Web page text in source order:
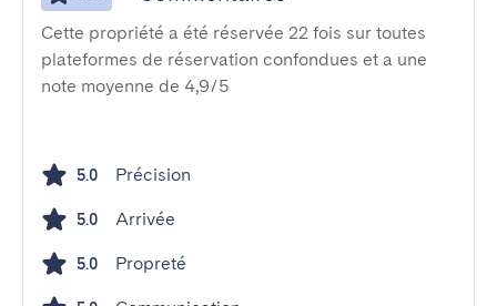
Cette propriété a été réservée 22 fois sur toutes
plateformes de réservation confondues et a une
note moyenne de 4,9/5
5.0 Précision
5.0 Arrivée
5.0 Propreté